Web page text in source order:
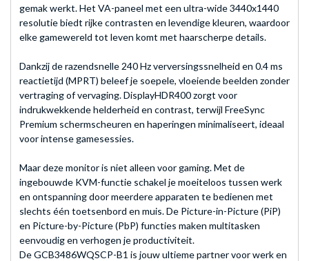
gemak werkt. Het VA-paneel met een ultra-wide 3440x1440
resolutie biedt rijke contrasten en levendige kleuren, waardoor
elke gamewereld tot leven komt met haarscherpe details.
Dankzij de razendsnelle 240 Hz verversingssnelheid en 0.4 ms
reactietijd (MPRT) beleef je soepele, vloeiende beelden zonder
vertraging of vervaging. DisplayHDR400 zorgt voor
indrukwekkende helderheid en contrast, terwijl FreeSync
Premium schermscheuren en haperingen minimaliseert, ideaal
voor intense gamesessies.
Maar deze monitor is niet alleen voor gaming. Met de
ingebouwde KVM-functie schakel je moeiteloos tussen werk
en ontspanning door meerdere apparaten te bedienen met
slechts één toetsenbord en muis. De Picture-in-Picture (PiP)
en Picture-by-Picture (PbP) functies maken multitasken
eenvoudig en verhogen je productiviteit.
De GCB3486WQSCP-B1 is jouw ultieme partner voor werk en